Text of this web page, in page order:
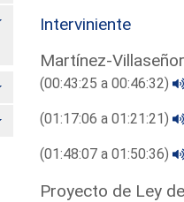
Alternar
Alternar
Alternar
Interviniente
Martínez-
(00:43:25 a 00:46:32)
(01:17:06 a 01:21:21)
(01:48:07 a 01:50:36)
Proyecto de Ley